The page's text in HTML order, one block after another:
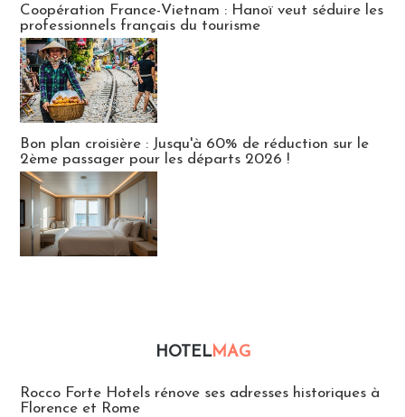
Coopération France-Vietnam : Hanoï veut séduire les
professionnels français du tourisme
Bon plan croisière : Jusqu'à 60% de réduction sur le
2ème passager pour les départs 2026 !
HOTELMAG
Rocco Forte Hotels rénove ses adresses historiques à
Florence et Rome